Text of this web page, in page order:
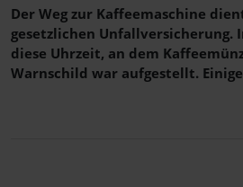
Der Weg zur Kaffeemaschine
gesetzlichen Unfallversicherung.
diese Uhrzeit, an dem
Warnschild war aufgestellt.